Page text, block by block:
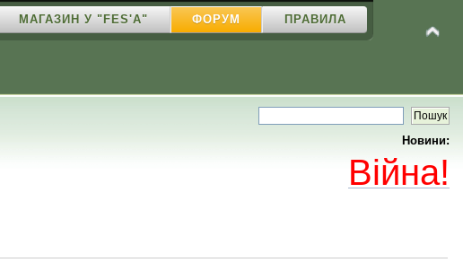
МАГАЗИН У "FES'A" ФОРУМ ПРАВИЛА
Новини:
Війна!